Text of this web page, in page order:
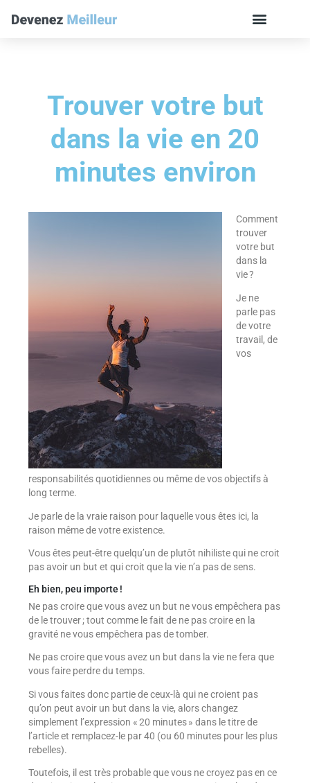
Trouver votre but
dans la vie en 20
minutes environ
Comment
trouver
votre but
dans la
vie ?
Je ne
parle pas
de votre
travail, de
vos
responsabilités quotidiennes ou même de vos objectifs à
long terme.
Je parle de la vraie raison pour laquelle vous êtes ici, la
raison même de votre existence.
Vous êtes peut-être quelqu’un de plutôt nihiliste qui ne croit
pas avoir un but et qui croit que la vie n’a pas de sens.
Eh bien, peu importe !
Ne pas croire que vous avez un but ne vous empêchera pas
de le trouver ; tout comme le fait de ne pas croire en la
gravité ne vous empêchera pas de tomber.
Ne pas croire que vous avez un but dans la vie ne fera que
vous faire perdre du temps.
Si vous faites donc partie de ceux-là qui ne croient pas
qu’on peut avoir un but dans la vie, alors changez
simplement l’expression « 20 minutes » dans le titre de
l’article et remplacez-le par 40 (ou 60 minutes pour les plus
rebelles).
Toutefois, il est très probable que vous ne croyez pas en ce